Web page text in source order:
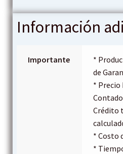
Información
Importante
*
de
* Precio
Crédito
* Costo
*